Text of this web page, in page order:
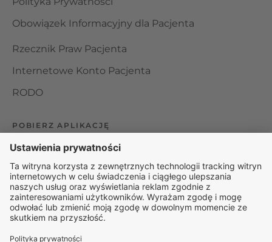
Obowiązek Informacyjny dla Pacjenta
Rzecznik Praw Pacjenta
Internetowe Konto Pacjenta
RODO
POBIERZ APLIKACJĘ
Organizator udzielania świadczeń telemedycznych jest
podmiotem leczniczym w rozumieniu ustawy z dnia 15
kwietnia 2011 roku o działalności leczniczej, wpisanym do
rejestru podmiotów wykonujących działalność leczniczą pod
numerem: 000000229172.